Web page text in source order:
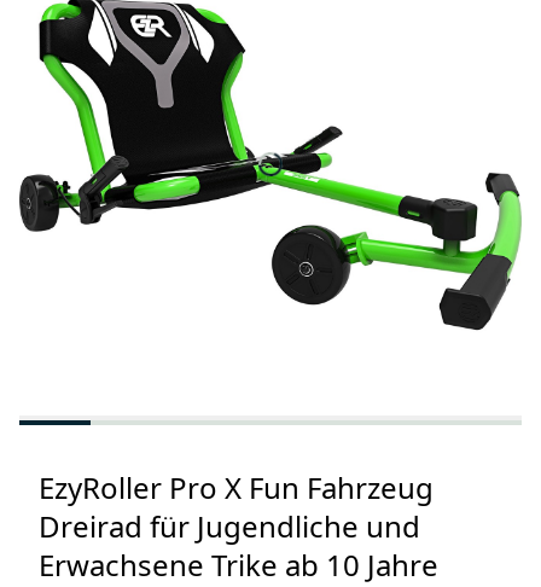
EzyRoller Pro X Fun Fahrzeug
Dreirad für Jugendliche und
Erwachsene Trike ab 10 Jahre